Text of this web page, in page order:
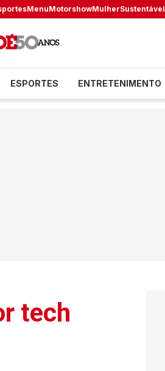
MenuMotorshowMulherSustentável
ESPORTES ENTRETENIMENTO
tech